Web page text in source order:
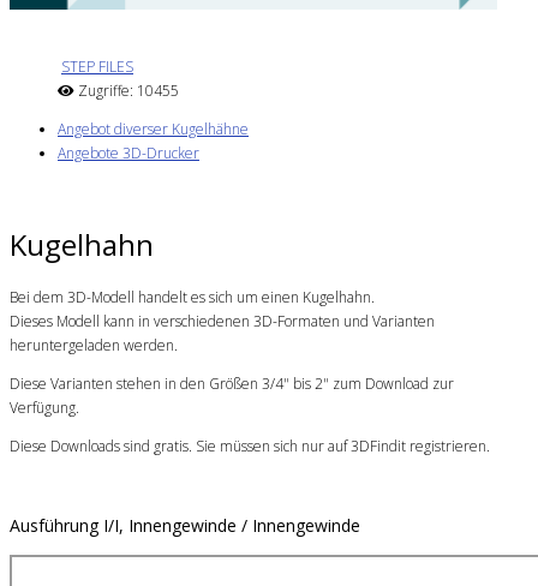
STEP FILES
Zugriffe: 10455
Angebot diverser Kugelhähne
Angebote 3D-Drucker
Kugelhahn
Bei dem 3D-Modell handelt es sich um einen Kugelhahn.
Dieses Modell kann in verschiedenen 3D-Formaten und Varianten
heruntergeladen werden.
Diese Varianten stehen in den Größen 3/4" bis 2" zum Download zur
Verfügung.
Diese Downloads sind gratis. Sie müssen sich nur auf 3DFindit registrieren.
Ausführung I/I, Innengewinde / Innengewinde